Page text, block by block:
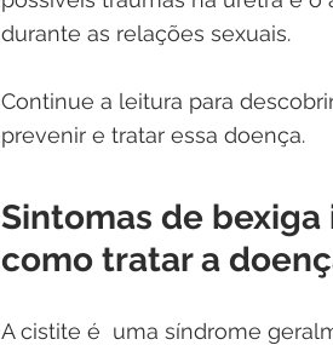
durante as relações sexuais.
Continue a leitura para
prevenir e tratar essa doença.
Sintomas de bexiga
como tratar a
A cistite é  uma síndrome